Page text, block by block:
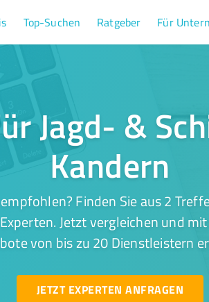
Top-Suchen Ratgeber Für
Jagd- &
Kandern
Finden Sie aus 2
Jetzt vergleichen und
von bis zu 20 Dienstleistern
JETZT EXPERTEN ANFRAGEN